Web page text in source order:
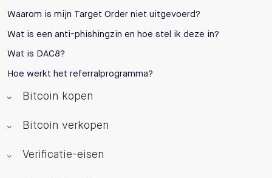
Waarom is mijn Target Order niet uitgevoerd?
Wat is een anti-phishingzin en hoe stel ik deze in?
Wat is DAC8?
Hoe werkt het referralprogramma?
Bitcoin kopen
Bitcoin verkopen
Verificatie-eisen